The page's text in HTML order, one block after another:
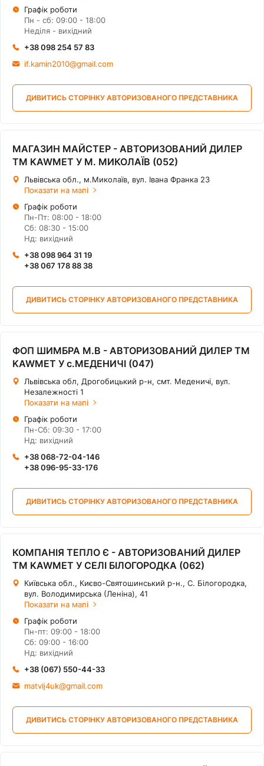
Графік роботи
Пн - сб: 09:00 - 18:00
Нeділя - вихідний
+38 098 254 57 83
if.kamin2010@gmail.com
ДИВИТИСЬ СТОРІНКУ АВТОРИЗОВАНОГО ПРЕДСТАВНИКА
МАГАЗИН МАЙСТЕР - АВТОРИЗОВАНИЙ ДИЛЕР
ТМ KAWMET У М. МИКОЛАЇВ (052)
Львівська обл., м.Миколаїв, вул. Івана Франка 23
Показати на мапі
Графік роботи
Пн-Пт: 08:00 - 18:00
Сб: 08:30 - 15:00
Нд: вихідний
+38 098 964 31 19
+38 067 178 88 38
ДИВИТИСЬ СТОРІНКУ АВТОРИЗОВАНОГО ПРЕДСТАВНИКА
ФОП ШИМБРА М.В - АВТОРИЗОВАНИЙ ДИЛЕР ТМ
KAWMET У с.МЕДЕНИЧІ (047)
Львівська обл, Дрогобицький р-н, смт. Меденичі, вул.
Незалежності 1
Показати на мапі
Графік роботи
Пн-Сб: 09:30 - 17:00
Нд: вихідний
+38 068-72-04-146
+38 096-95-33-176
ДИВИТИСЬ СТОРІНКУ АВТОРИЗОВАНОГО ПРЕДСТАВНИКА
КОМПАНІЯ ТЕПЛО Є - АВТОРИЗОВАНИЙ ДИЛЕР
ТМ KAWMET У СЕЛІ БІЛОГОРОДКА (062)
Київська обл., Києво-Святошинський р-н., С. Білогородка,
вул. Володимирська (Леніна), 41
Показати на мапі
Графік роботи
Пн-пт: 09:00 - 18:00
Сб: 09:00 - 16:00
Нд: вихідний
+38 (067) 550-44-33
matvij4uk@gmail.com
ДИВИТИСЬ СТОРІНКУ АВТОРИЗОВАНОГО ПРЕДСТАВНИКА